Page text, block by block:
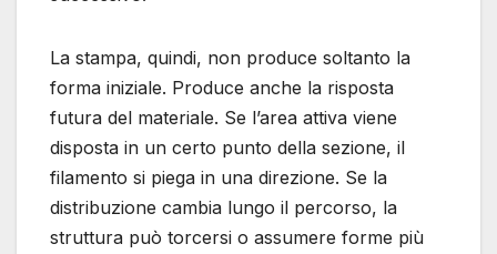
La stampa, quindi, non produce soltanto la
forma iniziale. Produce anche la risposta
futura del materiale. Se l’area attiva viene
disposta in un certo punto della sezione, il
filamento si piega in una direzione. Se la
distribuzione cambia lungo il percorso, la
struttura può torcersi o assumere forme più